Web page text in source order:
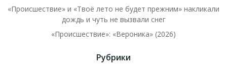
«Происшествие» и «Твоё лето не будет прежним» накликали
дождь и чуть не вызвали снег
«Происшествие»: «Вероника» (2026)
Рубрики